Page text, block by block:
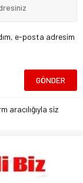
e-posta adresim
aracılığıyla siz